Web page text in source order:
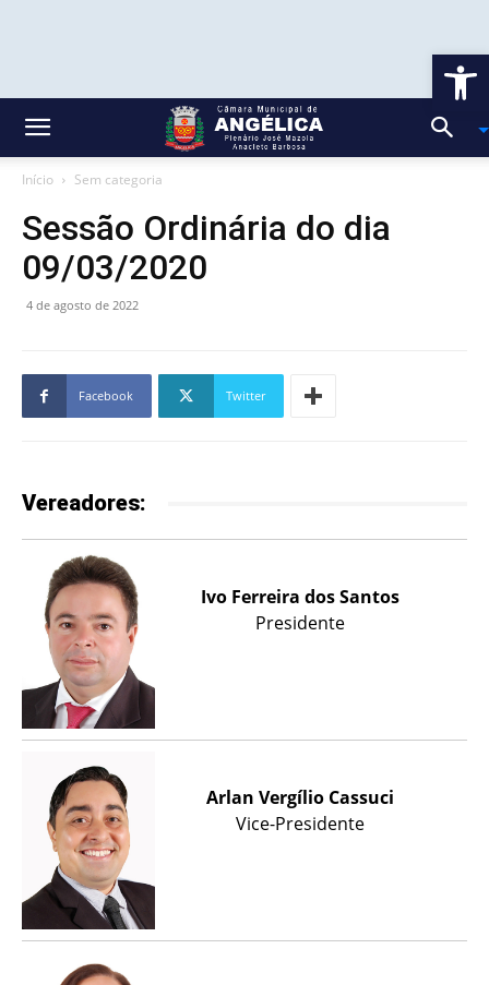
Início Sem categoria
Sessão Ordinária do dia
09/03/2020
4 de agosto de 2022
Facebook Twitter
Vereadores:
Ivo Ferreira dos Santos
Presidente
Arlan Vergílio Cassuci
Vice-Presidente